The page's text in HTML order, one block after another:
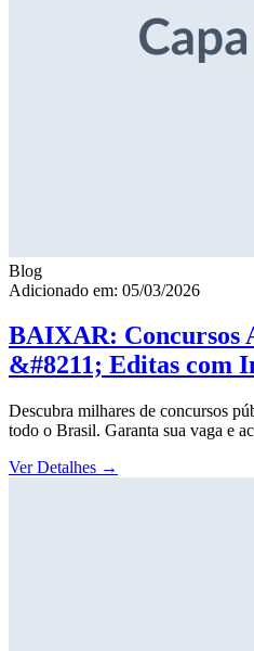
Blog
Adicionado em: 05/03/2026
BAIXAR: Concursos
&#8211; Editas com
Descubra milhares de concursos
todo o Brasil. Garanta sua vaga e
Ver Detalhes →